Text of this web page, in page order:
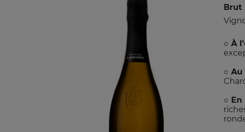
Brut
○ À
○ Au
○ En